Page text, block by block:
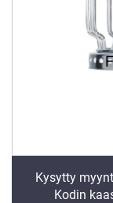
Kysytty
Kodin